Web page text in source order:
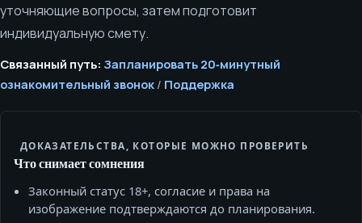
уточняющие вопросы, затем подготовит
индивидуальную смету.
Связанный путь: Запланировать 20‑минутный
ознакомительный звонок / Поддержка
ДОКАЗАТЕЛЬСТВА, КОТОРЫЕ МОЖНО ПРОВЕРИТЬ
Что снимает сомнения
Законный статус 18+, согласие и права на
изображение подтверждаются до планирования.